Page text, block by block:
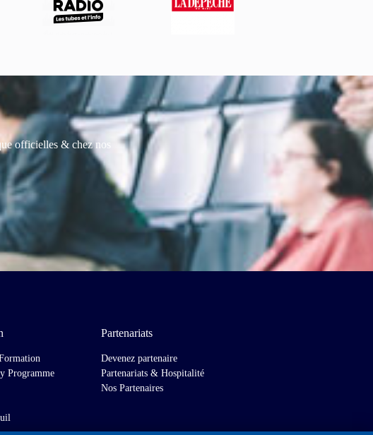
officielles & chez nos
Programme
Partenariats
Devenez partenaire
Partenariats & Hospitalité
Nos Partenaires